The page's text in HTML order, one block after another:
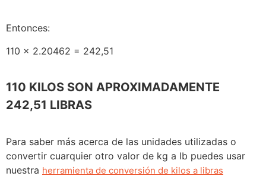
Entonces:
110 x 2.20462 = 242,51
110 KILOS SON APROXIMADAMENTE
242,51 LIBRAS
Para saber más acerca de las unidades utilizadas o
convertir cuarquier otro valor de kg a lb puedes usar
nuestra herramienta de conversión de kilos a libras